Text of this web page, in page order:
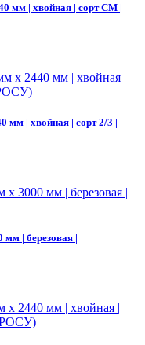
мм | хвойная | сорт СМ |
| хвойная | сорт 2/3 |
| березовая |